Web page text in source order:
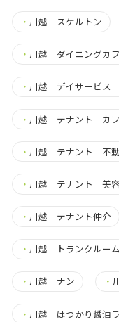
・ 川越 スケルトン
・ 川越 ダイニングカ
・ 川越 デイサービス
・ 川越 テナント カフ
・ 川越 テナント 不
・ 川越 テナント 美
・ 川越 テナント仲介
・ 川越 トランクルーム
・ 川越 ナン ・
・ 川越 はつかり醤油